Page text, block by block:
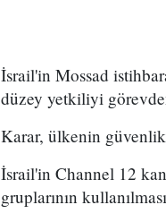
İsrail'in Mossad
düzey yetkiliyi
Karar, ülkenin güvenlik
İsrail'in Channel 12
gruplarının